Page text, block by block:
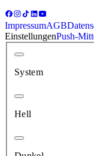
ImpressumAGB
EinstellungenPush-
System
Hell